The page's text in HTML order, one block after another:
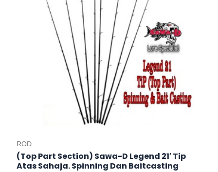
ROD
(Top Part Section) Sawa-D Legend 21′ Tip
Atas Sahaja. Spinning Dan Baitcasting
variants.
The
options
may
be
chosen
on
the
product
page